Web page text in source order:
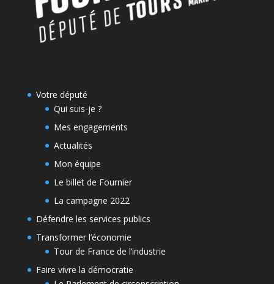
Votre député
Qui suis-je ?
Mes engagements
Actualités
Mon équipe
Le billet de Fournier
La campagne 2022
Défendre les services publics
Transformer l’économie
Tour de France de l’industrie
Faire vivre la démocratie